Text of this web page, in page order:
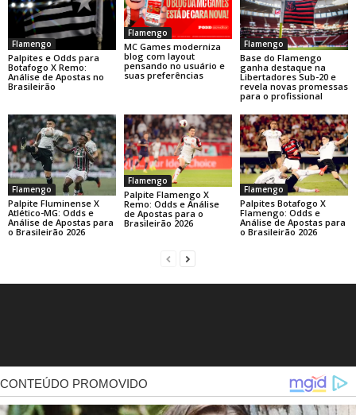
Flamengo
Palpites e Odds para
Botafogo X Remo:
Análise de Apostas no
Brasileirão
Flamengo
MC Games moderniza
blog com layout
pensando no usuário e
suas preferências
Flamengo
Base do Flamengo
ganha destaque na
Libertadores Sub-20 e
revela novas promessas
para o profissional
Flamengo
Palpite Fluminense X
Atlético-MG: Odds e
Análise de Apostas para
o Brasileirão 2026
Flamengo
Palpite Flamengo X
Remo: Odds e Análise
de Apostas para o
Brasileirão 2026
Flamengo
Palpites Botafogo X
Flamengo: Odds e
Análise de Apostas para
o Brasileirão 2026